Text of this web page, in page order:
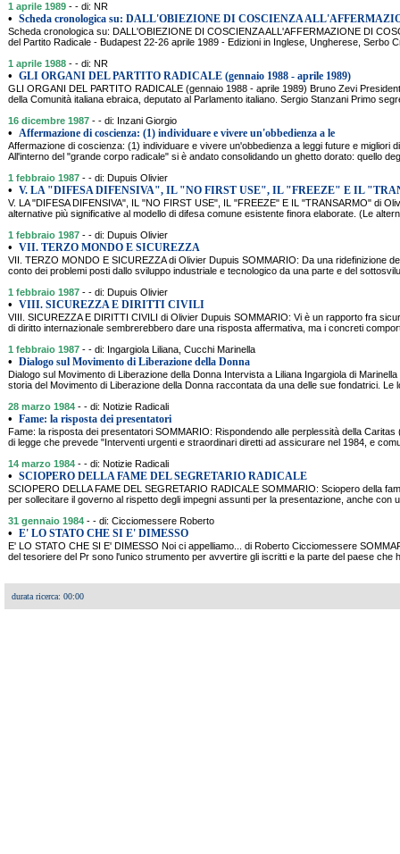
1 aprile 1989 - - di: NR
• Scheda cronologica su: DALL'OBIEZIONE DI COSCIENZA
Scheda cronologica su: DALL'OBIEZIONE DI COSCIENZA ALL'AFFERMAZIONE DI
del Partito Radicale - Budapest 22-26 aprile 1989 - Edizioni in Inglese, Ungherese, Serbo
1 aprile 1988 - - di: NR
• GLI ORGANI DEL PARTITO RADICALE (gennaio 1988 - aprile 1989)
GLI ORGANI DEL PARTITO RADICALE (gennaio 1988 - aprile 1989) Bruno Zevi
della Comunità italiana ebraica, deputato al Parlamento italiano. Sergio Stanzani Primo
16 dicembre 1987 - - di: Inzani Giorgio
• Affermazione di coscienza: (1) individuare e vivere un'obbedienza a le
Affermazione di coscienza: (1) individuare e vivere un'obbedienza a leggi future e migliori
All'interno del "grande corpo radicale" si è andato consolidando un ghetto dorato: quello
1 febbraio 1987 - - di: Dupuis Olivier
• V. LA "DIFESA DIFENSIVA", IL "NO FIRST USE", IL "FREEZE" E IL
V. LA "DIFESA DIFENSIVA", IL "NO FIRST USE", IL "FREEZE" E IL "TRANSARMO" di
alternative più significative al modello di difesa comune esistente finora elaborate. (Le
1 febbraio 1987 - - di: Dupuis Olivier
• VII. TERZO MONDO E SICUREZZA
VII. TERZO MONDO E SICUREZZA di Olivier Dupuis SOMMARIO: Da una ridefinizione
conto dei problemi posti dallo sviluppo industriale e tecnologico da una parte e del
1 febbraio 1987 - - di: Dupuis Olivier
• VIII. SICUREZZA E DIRITTI CIVILI
VIII. SICUREZZA E DIRITTI CIVILI di Olivier Dupuis SOMMARIO: Vi è un rapporto fra
di diritto internazionale sembrerebbero dare una risposta affermativa, ma i concreti
1 febbraio 1987 - - di: Ingargiola Liliana, Cucchi Marinella
• Dialogo sul Movimento di Liberazione della Donna
Dialogo sul Movimento di Liberazione della Donna Intervista a Liliana Ingargiola di
storia del Movimento di Liberazione della Donna raccontata da una delle sue fondatrici. Le
28 marzo 1984 - - di: Notizie Radicali
• Fame: la risposta dei presentatori
Fame: la risposta dei presentatori SOMMARIO: Rispondendo alle perplessità della
di legge che prevede "Interventi urgenti e straordinari diretti ad assicurare nel 1984, e
14 marzo 1984 - - di: Notizie Radicali
• SCIOPERO DELLA FAME DEL SEGRETARIO RADICALE
SCIOPERO DELLA FAME DEL SEGRETARIO RADICALE SOMMARIO: Sciopero della
per sollecitare il governo al rispetto degli impegni assunti per la presentazione, anche con
31 gennaio 1984 - - di: Cicciomessere Roberto
• E' LO STATO CHE SI E' DIMESSO
E' LO STATO CHE SI E' DIMESSO Noi ci appelliamo... di Roberto Cicciomessere
del tesoriere del Pr sono l'unico strumento per avvertire gli iscritti e la parte del paese che
durata ricerca: 00:00